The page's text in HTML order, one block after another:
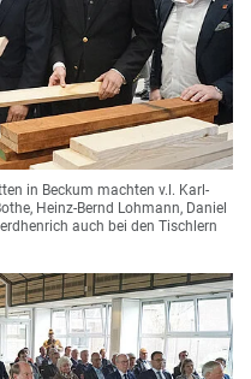
in Beckum machten v.l. Karl-
Heinz-Bernd Lohmann, Daniel
auch bei den Tischlern